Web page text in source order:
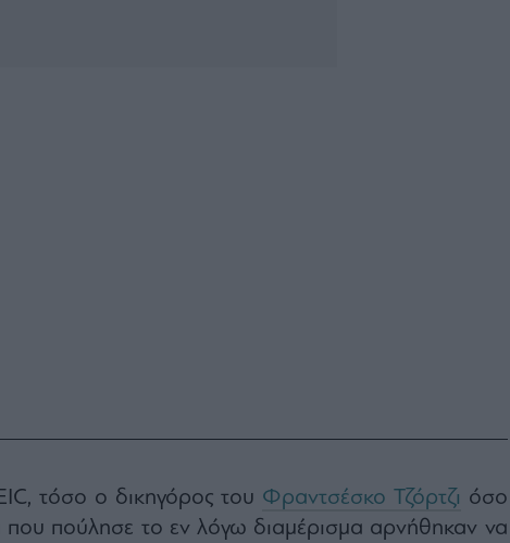
τόσο ο δικηγόρος του Φραντσέσκο Τζόρτζι όσο
που πούλησε το εν λόγω διαμέρισμα αρνήθηκαν να